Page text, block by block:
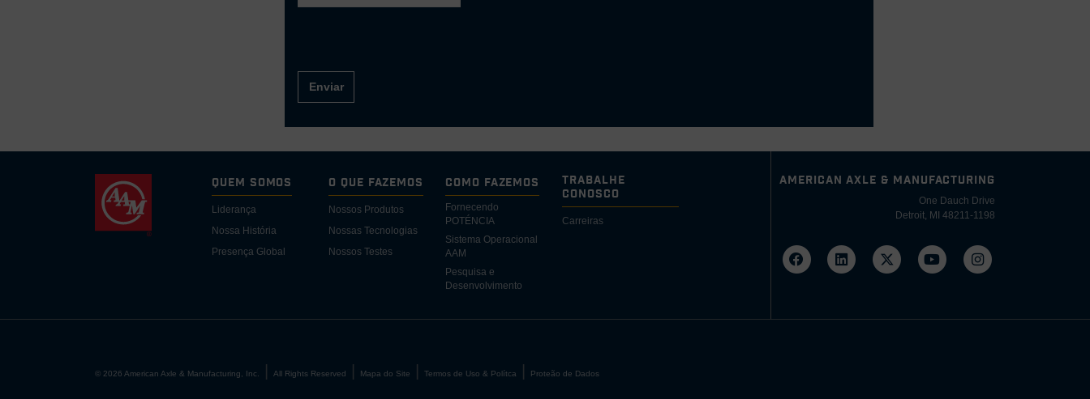
Enviar
Quem somos
Liderança
Nossa História
Presença Global
O Que Fazemos
Nossos Produtos
Nossas Tecnologias
Nossos Testes
Como Fazemos
Fornecendo
POTÉNCIA
Sistema Operacional
AAM
Pesquisa e
Desenvolvimento
Trabalhe
Conosco
Carreiras
AMERICAN AXLE & MANUFACTURING
One Dauch Drive
Detroit, MI 48211-1198
© 2026 American Axle & Manufacturing, Inc. All Rights Reserved Mapa do Site Termos de Uso & Polítca Proteão de Dados